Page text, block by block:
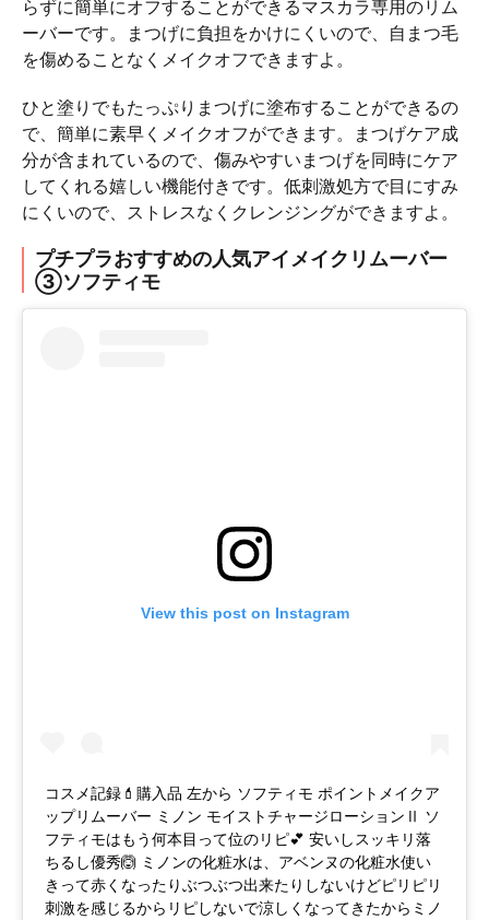
らずに簡単にオフすることができるマスカラ専用のリム
ーバーです。まつげに負担をかけにくいので、自まつ毛
を傷めることなくメイクオフできますよ。
ひと塗りでもたっぷりまつげに塗布することができるの
で、簡単に素早くメイクオフができます。まつげケア成
分が含まれているので、傷みやすいまつげを同時にケア
してくれる嬉しい機能付きです。低刺激処方で目にすみ
にくいので、ストレスなくクレンジングができますよ。
プチプラおすすめの人気アイメイクリムーバー
③ソフティモ
View this post on Instagram
コスメ記録💄購入品 左から ソフティモ ポイントメイクア
ップリムーバー ミノン モイストチャージローションⅡ ソ
フティモはもう何本目って位のリピ💕 安いしスッキリ落
ちるし優秀🙆 ミノンの化粧水は、アベンヌの化粧水使い
きって赤くなったりぶつぶつ出来たりしないけどピリピリ
刺激を感じるからリピしないで涼しくなってきたからミノ